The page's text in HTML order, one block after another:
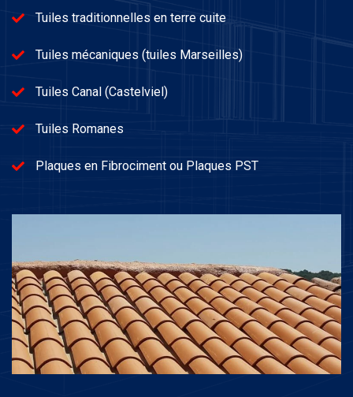
Tuiles traditionnelles en terre cuite
Tuiles mécaniques (tuiles Marseilles)
Tuiles Canal (Castelviel)
Tuiles Romanes
Plaques en Fibrociment ou Plaques PST